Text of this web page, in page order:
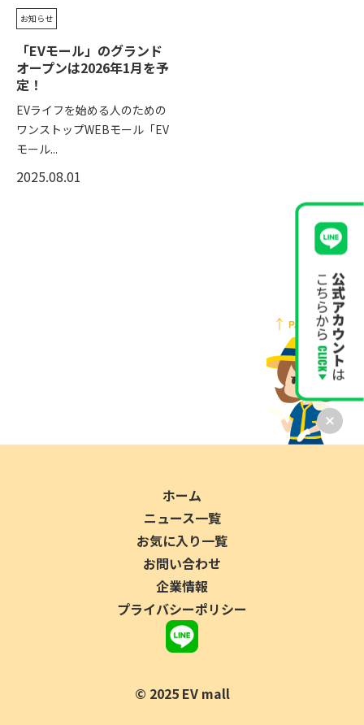
お知らせ
「EVモール」のグランド
オープンは2026年1月を予
定！
EVライフを始める人のための
ワンストップWEBモール「EV
モール...
2025.08.01
ホーム
ニュース一覧
お気に入り一覧
お問い合わせ
企業情報
プライバシーポリシー
©︎ 2025 EV mall